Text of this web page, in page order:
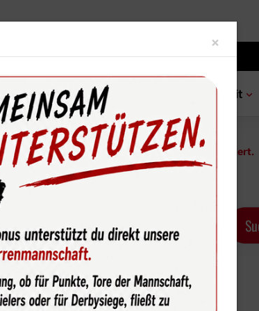
Service Sponsoren Fun & Freizeit
Wahl "Münsters FußballerIn des Jahres" nominiert.
× Close